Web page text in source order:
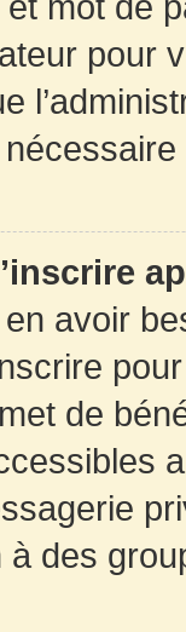
pour
avoir
de
à des